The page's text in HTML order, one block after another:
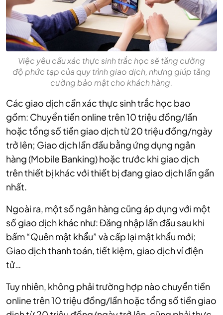
Việc yêu cầu xác thực sinh trắc học sẽ tăng cường
độ phức tạp của quy trình giao dịch, nhưng giúp tăng
cường bảo mật cho khách hàng.
Các giao dịch cần xác thực sinh trắc học bao
gồm: Chuyển tiền online trên 10 triệu đồng/lần
hoặc tổng số tiền giao dịch từ 20 triệu đồng/ngày
trở lên; Giao dịch lần đầu bằng ứng dụng ngân
hàng (Mobile Banking) hoặc trước khi giao dịch
trên thiết bị khác với thiết bị đang giao dịch lần gần
nhất.
Ngoài ra, một số ngân hàng cũng áp dụng với một
số giao dịch khác như: Đăng nhập lần đầu sau khi
bấm “Quên mật khẩu” và cấp lại mật khẩu mới;
Giao dịch thanh toán, tiết kiệm, giao dịch ví điện
tử…
Tuy nhiên, không phải trường hợp nào chuyển tiền
online trên 10 triệu đồng/lần hoặc tổng số tiền giao